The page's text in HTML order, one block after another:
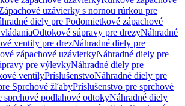
uzávierky s nornou rúrkou pre
diely pre Podomietkové zápachové
Odtokové súpravy pre drezyNáhradné
ventily pre drezNáhradné diely pre
zápachové uzávierkyNáhradné diely pre
pre výlevkyNáhradné diely pre
ventilyPríslušenstvoNáhradné diely pre
Sprchové žľabyPríslušenstvo pre sprchové
sprchové podlahové odtokyNáhradné diely